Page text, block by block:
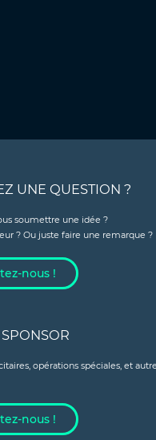
UNE QUESTION ?
soumettre une idée ?
? Ou juste faire une remarque ?
nous !
opérations spéciales, et
nous !